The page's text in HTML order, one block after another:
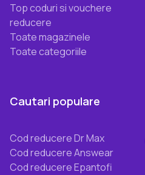
Top coduri si vouchere
reducere
Toate magazinele
Toate categoriile
Cautari populare
Cod reducere Dr Max
Cod reducere Answear
Cod reducere Epantofi